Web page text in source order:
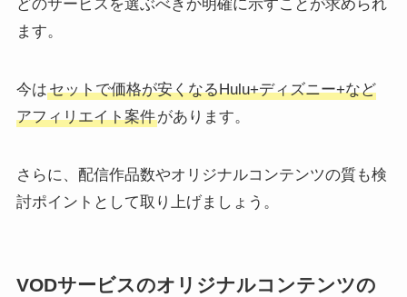
どのサービスを選ぶべきか明確に示すことが求められ
ます。
今はセットで価格が安くなるHulu+ディズニー+など
アフィリエイト案件があります。
さらに、配信作品数やオリジナルコンテンツの質も検
討ポイントとして取り上げましょう。
VODサービスのオリジナルコンテンツの